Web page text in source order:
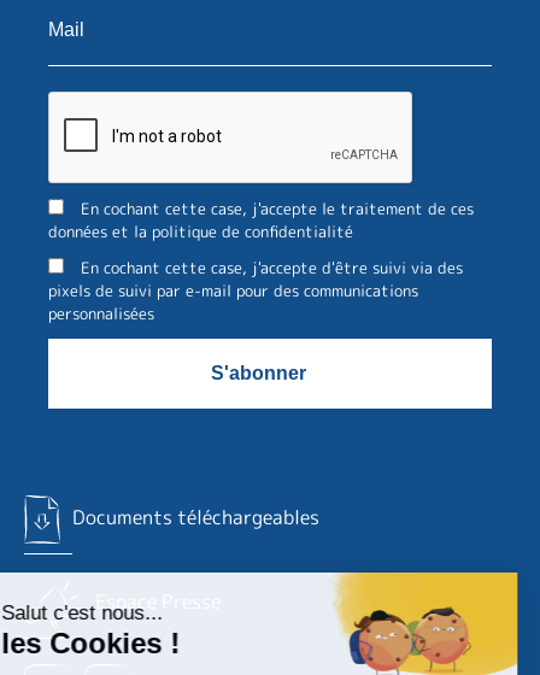
En cochant cette case, j'accepte le traitement de ces
données et la politique de confidentialité
En cochant cette case, j'accepte d'être suivi via des
pixels de suivi par e-mail pour des communications
personnalisées
Documents téléchargeables